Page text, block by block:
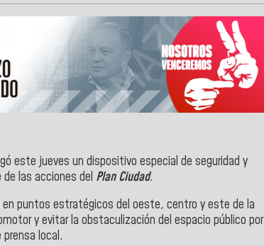
este jueves un dispositivo especial de seguridad y
las acciones del Plan Ciudad.
puntos estratégicos del oeste, centro y este de la
y evitar la obstaculización del espacio público por
local.